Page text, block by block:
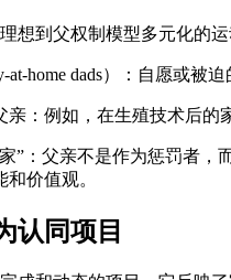
想到父权制模型多元化的
home dads）： 自愿或被迫
： 例如，在生殖技术后的
”： 父亲不是作为惩罚者，
价值观。
认同项目